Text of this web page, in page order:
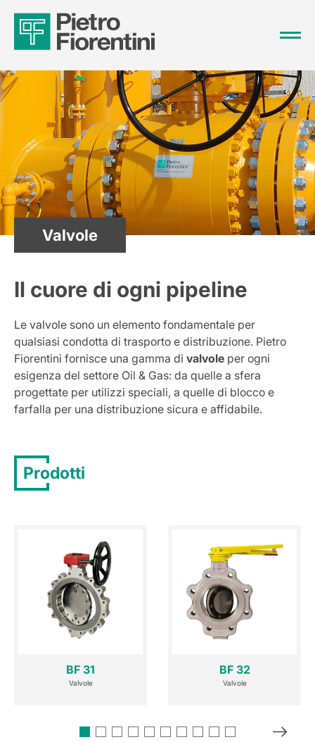
Valvole
Il cuore di ogni pipeline
Le valvole sono un elemento fondamentale per
qualsiasi condotta di trasporto e distribuzione. Pietro
Fiorentini fornisce una gamma di valvole per ogni
esigenza del settore Oil & Gas: da quelle a sfera
progettate per utilizzi speciali, a quelle di blocco e
farfalla per una distribuzione sicura e affidabile.
Prodotti
BF 31
Valvole
BF 32
Valvole